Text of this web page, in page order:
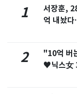
1
서장훈,
억 내놨
2
"10억 버
♥닉스女